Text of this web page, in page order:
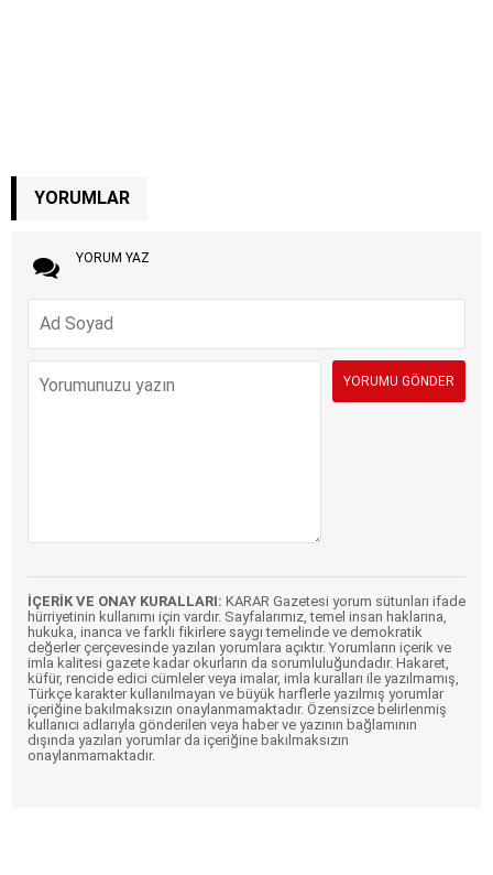
YORUMLAR
YORUM YAZ
İÇERİK VE ONAY KURALLARI: KARAR Gazetesi yorum sütunları ifade
hürriyetinin kullanımı için vardır. Sayfalarımız, temel insan haklarına,
hukuka, inanca ve farklı fikirlere saygı temelinde ve demokratik
değerler çerçevesinde yazılan yorumlara açıktır. Yorumların içerik ve
imla kalitesi gazete kadar okurların da sorumluluğundadır. Hakaret,
küfür, rencide edici cümleler veya imalar, imla kuralları ile yazılmamış,
Türkçe karakter kullanılmayan ve büyük harflerle yazılmış yorumlar
içeriğine bakılmaksızın onaylanmamaktadır. Özensizce belirlenmiş
kullanıcı adlarıyla gönderilen veya haber ve yazının bağlamının
dışında yazılan yorumlar da içeriğine bakılmaksızın
onaylanmamaktadır.